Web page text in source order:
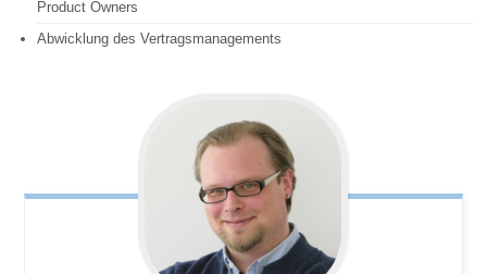
Product Owners
Abwicklung des Vertragsmanagements